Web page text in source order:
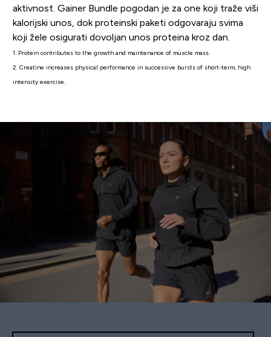
aktivnost. Gainer Bundle pogodan je za one koji traže viši
kalorijski unos, dok proteinski paketi odgovaraju svima
koji žele osigurati dovoljan unos proteina kroz dan.
1. Protein contributes to the growth and maintenance of muscle mass.
2. Creatine increases physical performance in successive bursts of short-term, high
intensity exercise.